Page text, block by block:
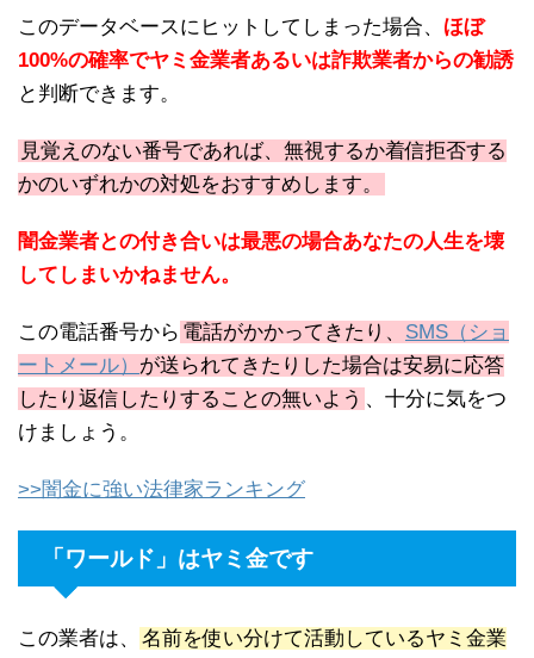
このデータベースにヒットしてしまった場合、 ほぼ
100%の確率でヤミ金業者あるいは詐欺業者からの勧誘
と判断できます。
見覚えのない番号であれば、無視するか着信拒否する
かのいずれかの対処をおすすめします。
闇金業者との付き合いは最悪の場合あなたの人生を壊
してしまいかねません。
この電話番号から 電話がかかってきたり、 SMS（ショ
ートメール） が送られてきたりした場合は安易に応答
したり返信したりすることの無いよう 、十分に気をつ
けましょう。
>>闇金に強い法律家ランキング
「ワールド」はヤミ金です
この業者は、
名前を使い分けて活動しているヤミ金業